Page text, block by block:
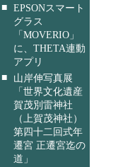
■ EPSONスマート
グラス
「MOVERIO」
に、THETA連動
アプリ
■
山岸伸写真展
「世界文化遺産
賀茂別雷神社
（上賀茂神社）
第四十二回式年
遷宮 正遷宮迄の
道」